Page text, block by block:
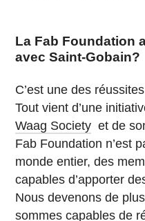
La Fab Foundation
avec Saint-Gobain?
C’est une des
Tout vient d’une
Waag Society et de
Fab Foundation n’est
monde entier, des
capables d’apporter
Nous devenons de
sommes capables de